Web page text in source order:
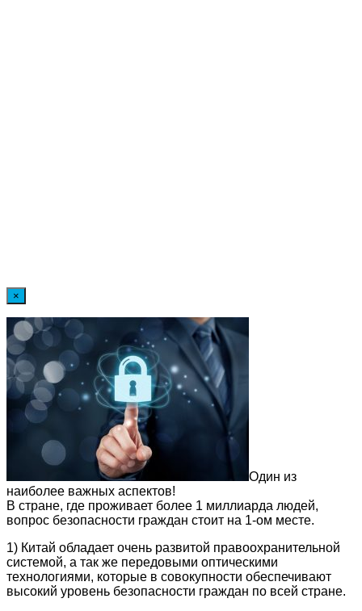
×
Один из
наиболее важных аспектов!
В стране, где проживает более 1 миллиарда людей,
вопрос безопасности граждан стоит на 1-ом месте.
1) Китай обладает очень развитой правоохранительной
системой, а так же передовыми оптическими
технологиями, которые в совокупности обеспечивают
высокий уровень безопасности граждан по всей стране.